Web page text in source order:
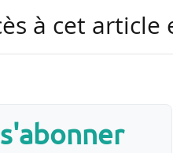
date de 2006. Une
à cet